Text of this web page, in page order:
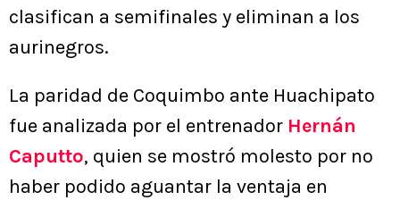
clasifican a semifinales y eliminan a los
aurinegros.
La paridad de Coquimbo ante Huachipato
fue analizada por el entrenador Hernán
Caputto, quien se mostró molesto por no
haber podido aguantar la ventaja en